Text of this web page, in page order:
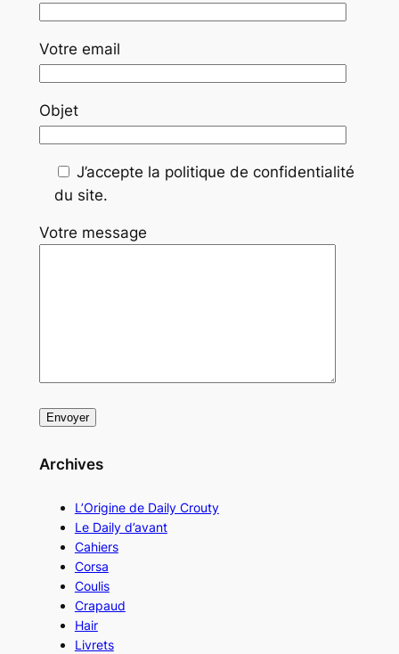
Votre email
Objet
J’accepte la politique de confidentialité
du site.
Votre message
Archives
L’Origine de Daily Crouty
Le Daily d’avant
Cahiers
Corsa
Coulis
Crapaud
Hair
Livrets